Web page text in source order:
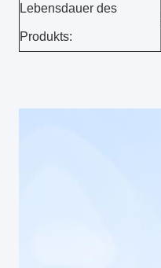
Lebensdauer des
Produkts: